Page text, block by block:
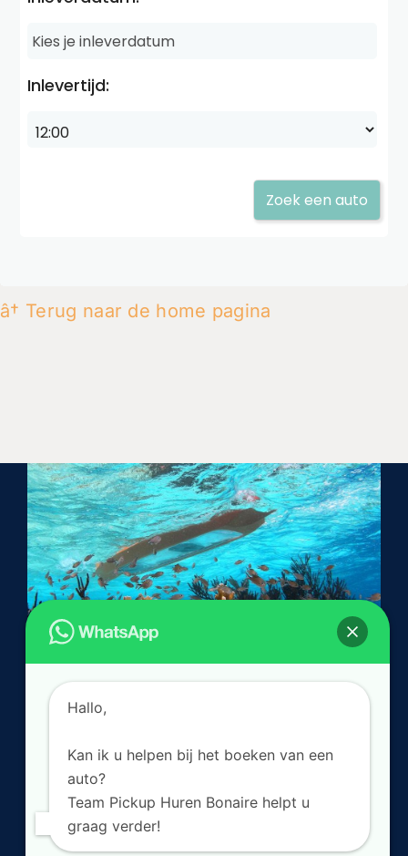
â† Terug naar de home pagina
Navigation
Hallo,
Kan ik u helpen bij het boeken van een
auto?
Team Pickup Huren Bonaire helpt u
graag verder!